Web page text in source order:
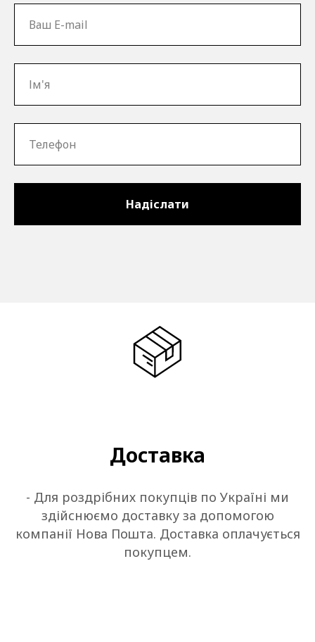
Надіслати
Доставка
- Для роздрібних покупців по Україні ми
здійснюємо доставку за допомогою
компанії Нова Пошта. Доставка оплачується
покупцем.